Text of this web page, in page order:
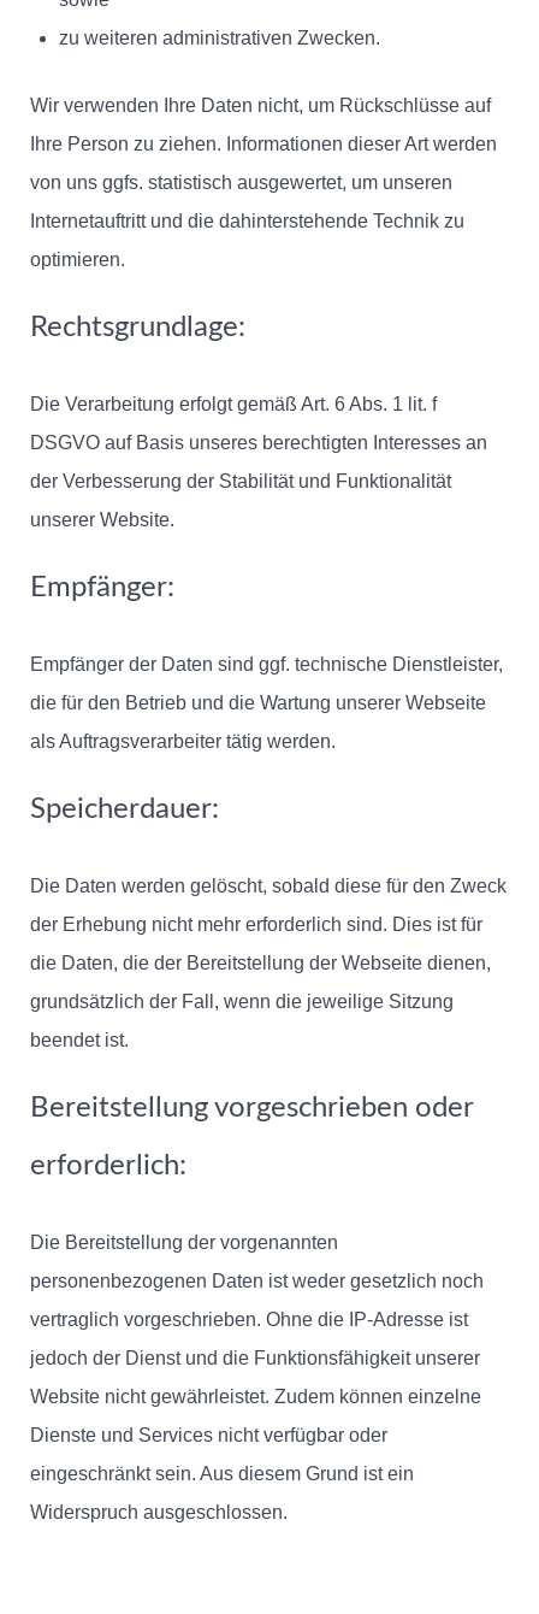
zu weiteren administrativen Zwecken.
Wir verwenden Ihre Daten nicht, um Rückschlüsse auf
Ihre Person zu ziehen. Informationen dieser Art werden
von uns ggfs. statistisch ausgewertet, um unseren
Internetauftritt und die dahinterstehende Technik zu
optimieren.
Rechtsgrundlage:
Die Verarbeitung erfolgt gemäß Art. 6 Abs. 1 lit. f
DSGVO auf Basis unseres berechtigten Interesses an
der Verbesserung der Stabilität und Funktionalität
unserer Website.
Empfänger:
Empfänger der Daten sind ggf. technische Dienstleister,
die für den Betrieb und die Wartung unserer Webseite
als Auftragsverarbeiter tätig werden.
Speicherdauer:
Die Daten werden gelöscht, sobald diese für den Zweck
der Erhebung nicht mehr erforderlich sind. Dies ist für
die Daten, die der Bereitstellung der Webseite dienen,
grundsätzlich der Fall, wenn die jeweilige Sitzung
beendet ist.
Bereitstellung vorgeschrieben oder
erforderlich:
Die Bereitstellung der vorgenannten
personenbezogenen Daten ist weder gesetzlich noch
vertraglich vorgeschrieben. Ohne die IP-Adresse ist
jedoch der Dienst und die Funktionsfähigkeit unserer
Website nicht gewährleistet. Zudem können einzelne
Dienste und Services nicht verfügbar oder
eingeschränkt sein. Aus diesem Grund ist ein
Widerspruch ausgeschlossen.